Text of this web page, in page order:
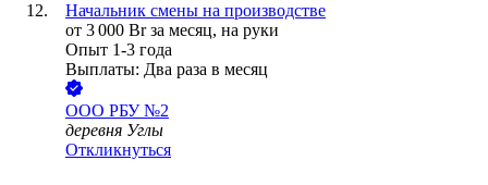
Начальник смены на производстве
от 3 000 Br за месяц, на руки
Опыт 1-3 года
Выплаты: Два раза в месяц
ООО РБУ №2
деревня Углы
Откликнуться